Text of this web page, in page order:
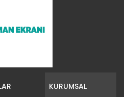
KURUMSAL